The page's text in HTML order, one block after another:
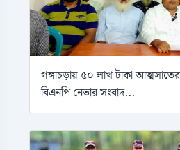
গঙ্গাচড়ায় ৫০ লাখ টাকা
বিএনপি নেতার সংবাদ...